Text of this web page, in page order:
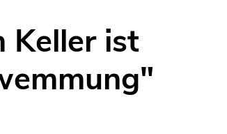
Keller ist